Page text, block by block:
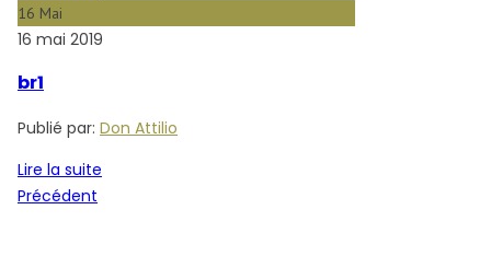
16 Mai
16 mai 2019
br1
Publié par: Don Attilio
Lire la suite
Navigation
Article
Précédent